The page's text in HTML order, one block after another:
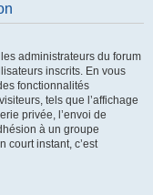
administrateurs du forum
inscrits. En vous
fonctionnalités
tels que l’affichage
privée, l’envoi de
à un groupe
court instant, c’est